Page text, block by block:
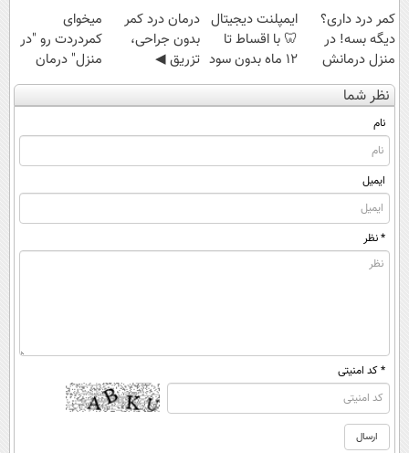
کمر درد داری؟
دیگه بسه! در
منزل درمانش
کن
(◀پرسش‌نامه)
ایمپلنت دیجیتال
🦷 با اقساط تا
12 ماه بدون سود
و ضامن ✅
درمان درد کمر
بدون جراحی،
تزریق ◀
پرسش‌نامه رو پر
کن ▶
میخوای
کمردردت رو "در
منزل" درمان
کنی؟ (◂فیلم +
◂پرسش‌نامه)
نظر شما
نام
ایمیل
* نظر
* کد امنیتی